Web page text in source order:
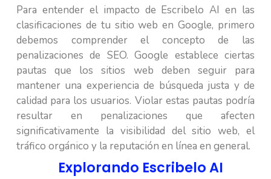
Para entender el impacto de Escribelo AI en las
clasificaciones de tu sitio web en Google, primero
debemos comprender el concepto de las
penalizaciones de SEO. Google establece ciertas
pautas que los sitios web deben seguir para
mantener una experiencia de búsqueda justa y de
calidad para los usuarios. Violar estas pautas podría
resultar en penalizaciones que afecten
significativamente la visibilidad del sitio web, el
tráfico orgánico y la reputación en línea en general.
Explorando Escribelo AI